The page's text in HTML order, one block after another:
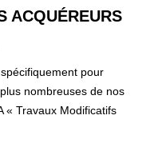
ACQUÉREURS
pour
nombreuses de nos
« Travaux Modificatifs